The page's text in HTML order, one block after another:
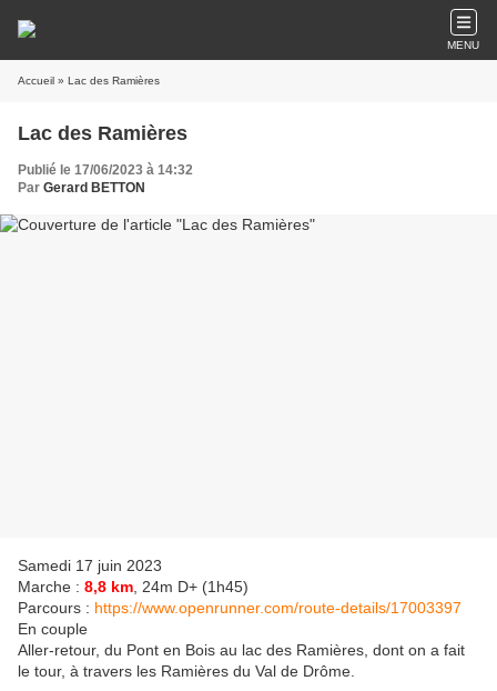
MENU
Accueil » Lac des Ramières
Lac des Ramières
Publié le 17/06/2023 à 14:32
Par Gerard BETTON
Samedi 17 juin 2023
Marche : 8,8 km , 24m D+ (1h45)
Parcours : https://www.openrunner.com/route-details/17003397
En couple
Aller-retour, du Pont en Bois au lac des Ramières, dont on a fait
le tour, à travers les Ramières du Val de Drôme.